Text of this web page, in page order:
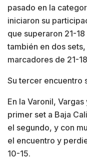
pasado en la
iniciaron su
que superaron 21-
también en dos
marcadores de 21-
Su tercer encuentro
En la Varonil,
primer set a Baja
el segundo, y con
el encuentro y
10-15.